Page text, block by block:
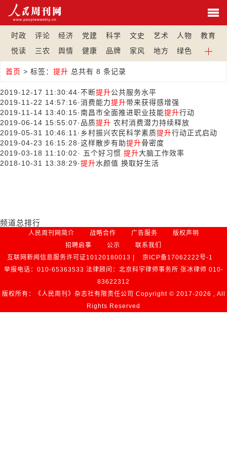
时政 评论 经济 党建 科学 文史 艺术 人物
教育
悦读
三农 舆情 健康 品牌 家风 地方 绿色
首页 > 标签： 提升 总共有 8 条记录
2019-12-17 11:30:44·不断提升公共服务水平
2019-11-22 14:57:16·消费能力提升带来获得感增强
2019-11-14 13:40:15·南昌市全面推进职业技能提升行动
2019-06-14 15:55:07· 品质提升 农村消费潜力持续释放
2019-05-31 10:46:11 · 乡村振兴农民科学素质提升行动正式启动
2019-04-23 16:15:28·这样散步有助提升骨密度
2019-03-18 11:10:02· 五个好习惯 提升大脑工作效率
2018-10-31 13:38:29·提升水颜值 换取好生活
频道总排行
人民周刊网简介 战略合作 广告服务
版权声明
招聘启事
公示
联系我们
互联网新闻信息服务许可证10120180013 |
京ICP备17062222号-1
举报电话：010-65363533 法律顾问：北京科宇律师事务所 张冰律师 010-
83622312
版权所有：《人民周刊》杂志社有限责任公司 Copyright © 2017-2026 , All
Rights Reserved